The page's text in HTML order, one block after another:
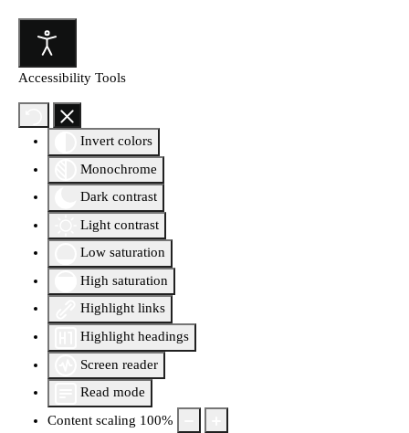
Accessibility Tools
Invert colors
Monochrome
Dark contrast
Light contrast
Low saturation
High saturation
Highlight links
Highlight headings
Screen reader
Read mode
Content scaling 100%